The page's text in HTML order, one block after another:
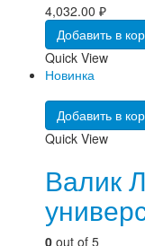
4,032.00 ₽
Добавить в
Quick View
Новинка
Добавить в
Quick View
Валик
0 out of 5